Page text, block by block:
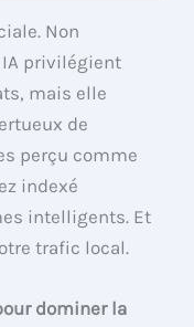
Non
privilégient
mais elle
de
perçu comme
indexé
intelligents. Et
trafic local.
dominer la